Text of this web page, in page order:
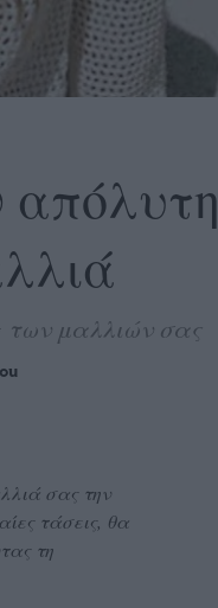
μαλλιών σας
σας την
τάσεις, θα
τη